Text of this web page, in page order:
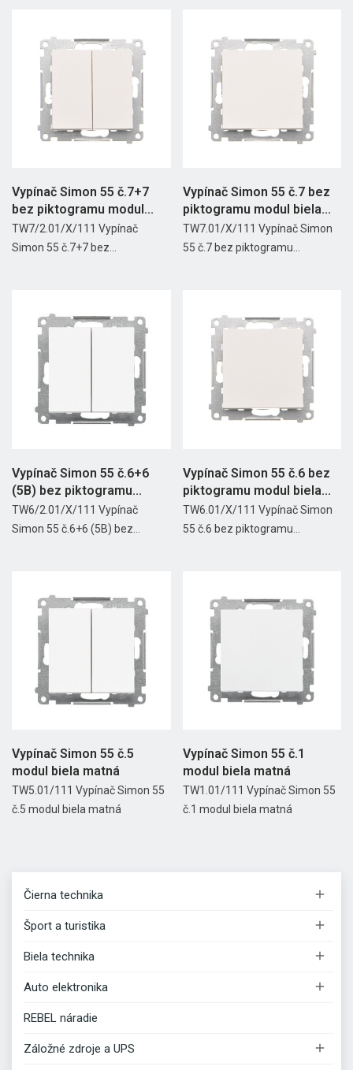
Čierna technika 
Šport a turistika 
Biela technika 
Auto elektronika 
REBEL náradie
Záložné zdroje a UPS 
Vypínač Simon 55 č.7+7
bez piktogramu modul...
TW7/2.01/X/111 Vypínač
Simon 55 č.7+7 bez...
Vypínač Simon 55 č.7 bez
piktogramu modul biela...
TW7.01/X/111 Vypínač Simon
55 č.7 bez piktogramu...
Vypínač Simon 55 č.6+6
(5B) bez piktogramu...
TW6/2.01/X/111 Vypínač
Simon 55 č.6+6 (5B) bez...
Vypínač Simon 55 č.6 bez
piktogramu modul biela...
TW6.01/X/111 Vypínač Simon
55 č.6 bez piktogramu...
Vypínač Simon 55 č.5
modul biela matná
TW5.01/111 Vypínač Simon 55
č.5 modul biela matná
Vypínač Simon 55 č.1
modul biela matná
TW1.01/111 Vypínač Simon 55
č.1 modul biela matná